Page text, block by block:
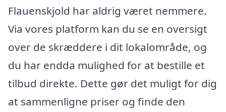
Flauenskjold har aldrig været nemmere.
Via vores platform kan du se en oversigt
over de skræddere i dit lokalområde, og
du har endda mulighed for at bestille et
tilbud direkte. Dette gør det muligt for dig
at sammenligne priser og finde den